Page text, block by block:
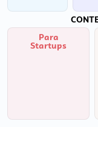
Para
Startups